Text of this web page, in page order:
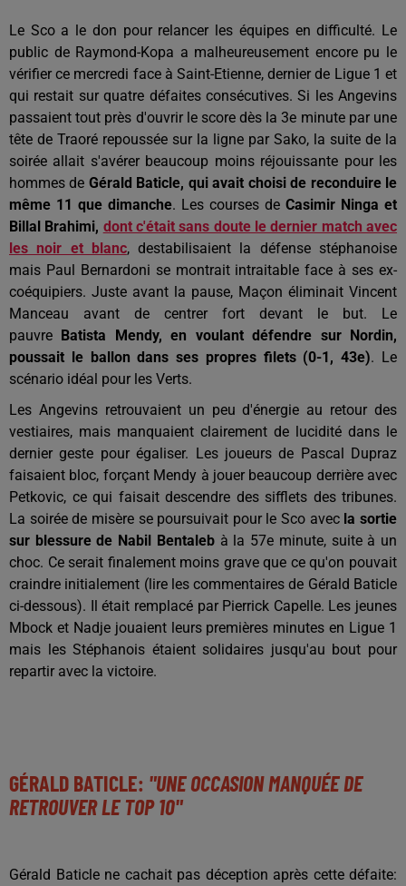
Le Sco a le don pour relancer les équipes en difficulté. Le
public de Raymond-Kopa a malheureusement encore pu le
vérifier ce mercredi face à Saint-Etienne, dernier de Ligue 1 et
qui restait sur quatre défaites consécutives. Si les Angevins
passaient tout près d'ouvrir le score dès la 3e minute par une
tête de Traoré repoussée sur la ligne par Sako, la suite de la
soirée allait s'avérer beaucoup moins réjouissante pour les
hommes de Gérald Baticle, qui avait choisi de reconduire le
même 11 que dimanche. Les courses de Casimir Ninga et
Billal Brahimi, dont c'était sans doute le dernier match avec
les noir et blanc, destabilisaient la défense stéphanoise
mais Paul Bernardoni se montrait intraitable face à ses ex-
coéquipiers. Juste avant la pause, Maçon éliminait Vincent
Manceau avant de centrer fort devant le but. Le
pauvre Batista Mendy, en voulant défendre sur Nordin,
poussait le ballon dans ses propres filets (0-1, 43e). Le
scénario idéal pour les Verts.
Les Angevins retrouvaient un peu d'énergie au retour des
vestiaires, mais manquaient clairement de lucidité dans le
dernier geste pour égaliser. Les joueurs de Pascal Dupraz
faisaient bloc, forçant Mendy à jouer beaucoup derrière avec
Petkovic, ce qui faisait descendre des sifflets des tribunes.
La soirée de misère se poursuivait pour le Sco avec la sortie
sur blessure de Nabil Bentalebà la 57e minute, suite à un
choc. Ce serait finalement moins grave que ce qu'on pouvait
craindre initialement (lire les commentaires de Gérald Baticle
ci-dessous). Il était remplacé par Pierrick Capelle. Les jeunes
Mbock et Nadje jouaient leurs premières minutes en Ligue 1
mais les Stéphanois étaient solidaires jusqu'au bout pour
repartir avec la victoire.
GÉRALD BATICLE: "UNE OCCASION MANQUÉE DE
RETROUVER LE TOP 10"
Gérald Baticle ne cachait pas déception après cette défaite: